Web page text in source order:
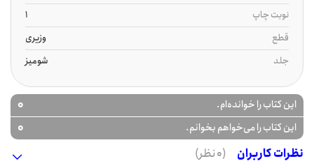
نوبت چاپ
1
قطع
وزیری
جلد
شومیز
این کتاب را خوانده‌ام. 0
این کتاب را می‌خواهم بخوانم.
0
نظرات کاربران
(0 نظر)